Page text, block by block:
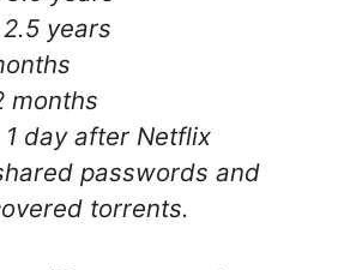
years
months
1 day after Netflix
passwords and
torrents.